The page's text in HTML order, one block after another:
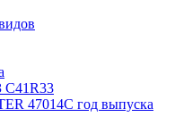
С41R33
47014C год выпуска